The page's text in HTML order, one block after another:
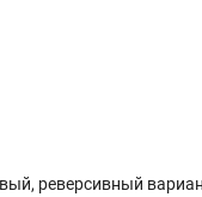
реверсивный